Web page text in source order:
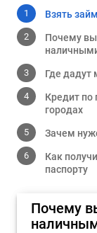
Взять
Почему
Где дадут
Кредит по
городах
Зачем
Как
паспорту
Почему